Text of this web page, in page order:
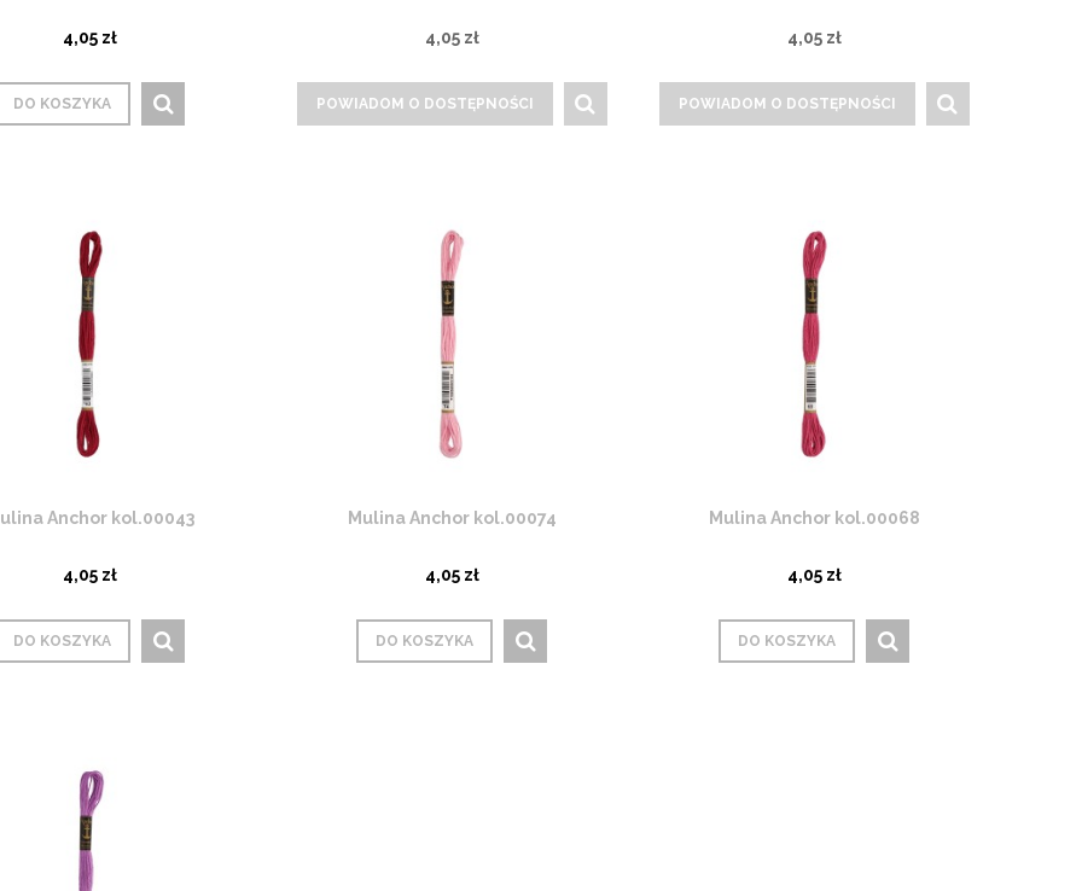
4,05 zł
DO KOSZYKA
4,05 zł
POWIADOM O DOSTĘPNOŚCI
4,05 zł
POWIADOM O DOSTĘPNOŚCI
Anchor kol.00043
4,05 zł
DO KOSZYKA
Mulina Anchor kol.00074
4,05 zł
DO KOSZYKA
Mulina Anchor kol.00068
4,05 zł
DO KOSZYKA